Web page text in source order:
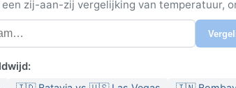
zij-aan-zij vergelijking van temperatuur,